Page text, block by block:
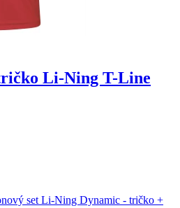
Li-Ning T-Line